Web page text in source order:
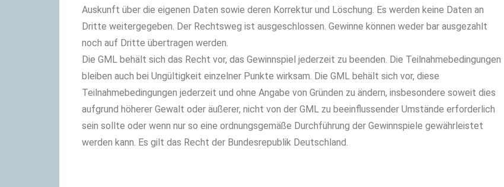
Auskunft über die eigenen Daten sowie deren Korrektur und Löschung. Es werden keine Daten an
Dritte weitergegeben. Der Rechtsweg ist ausgeschlossen. Gewinne können weder bar ausgezahlt
noch auf Dritte übertragen werden.
Die GML behält sich das Recht vor, das Gewinnspiel jederzeit zu beenden. Die Teilnahmebedingungen
bleiben auch bei Ungültigkeit einzelner Punkte wirksam. Die GML behält sich vor, diese
Teilnahmebedingungen jederzeit und ohne Angabe von Gründen zu ändern, insbesondere soweit dies
aufgrund höherer Gewalt oder äußerer, nicht von der GML zu beeinflussender Umstände erforderlich
sein sollte oder wenn nur so eine ordnungsgemäße Durchführung der Gewinnspiele gewährleistet
werden kann. Es gilt das Recht der Bundesrepublik Deutschland.